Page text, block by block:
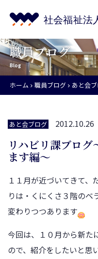
職員ブログ
Blog
ホーム 職員ブログ あと会
あと会ブログ 2012.10.26
リハビリ課ブロ
ます編～
１１月が近づいてきて、
りは・くにくさ３階のベ
変わりつつあります
今回は、１０月から新た
ので、紹介をしたいと思